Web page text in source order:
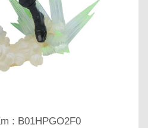
: B01HPGO2F0